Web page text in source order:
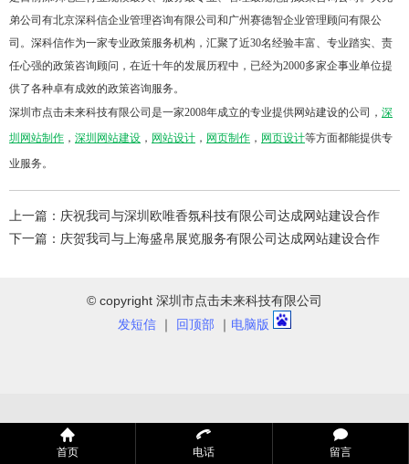
弟公司有北京深科信企业管理咨询有限公司和广州赛德智企业管理顾问有限公
司。深科信作为一家专业政策服务机构，汇聚了近30名经验丰富、专业踏实、责
任心强的政策咨询顾问，在近十年的发展历程中，已经为2000多家企事业单位提
供了各种卓有成效的政策咨询服务。
深圳市点击未来科技有限公司是一家2008年成立的专业提供网站建设的公司， 深
圳网站制作 ， 深圳网站建设 ， 网站设计 ， 网页制作 ， 网页设计等方面都能提供专
业服务。
上一篇： 庆祝我司与深圳欧唯香氛科技有限公司达成网站建设合作
下一篇： 庆贺我司与上海盛帛展览服务有限公司达成网站建设合作
© copyright 深圳市点击未来科技有限公司
发短信 ｜ 回顶部 ｜ 电脑版
首页 电话 留言